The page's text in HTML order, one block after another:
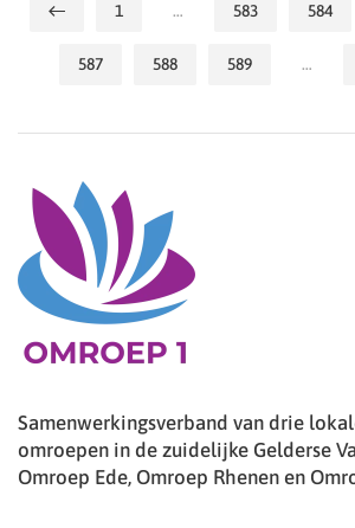
1 … 583 584
587 588 589 …
Samenwerkingsverband van drie
omroepen in de zuidelijke Gelderse
Omroep Ede, Omroep Rhenen en